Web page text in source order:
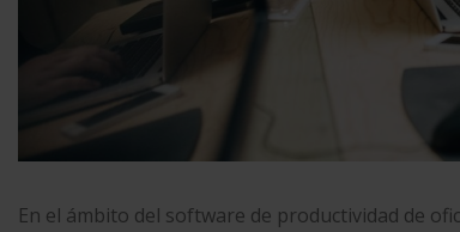
En el ámbito del software de productividad de